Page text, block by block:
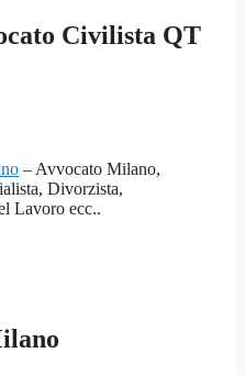
Civilista QT
– Avvocato Milano,
Divorzista,
Lavoro ecc..